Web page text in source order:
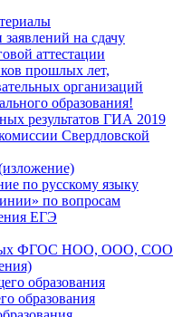
на сдачу
аттестации
прошлых лет,
организаций
образования!
результатов ГИА 2019
Свердловской
по русскому языку
по вопросам
ЕГЭ
ФГОС НОО, ООО, СОО
образования
образования